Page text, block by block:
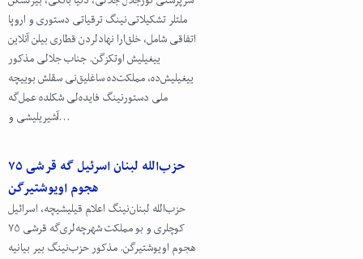
ملتلر تشکیلاتی‌‌نینگ ترقیاتی دستوری و اروپا
اتفاقی شامل، خلق‌ارا نهادلردن قطاری بیلن آنلاین
ییغیلیش اوتکزگن. جناب جلالی مذکور
ییغیلیش‌ده، مملکت‌ده ساغلیق‌نی سقلش بوییچه
ملی دستورنینگ فایده‌لی شکلده عمل‌گه
آشیریلیشی و…
حزب‌الله لبنان اسرئیل گه قرشی ۷۵
هجوم اویوشتیرگن
حزب‌الله لبنان‌نینگ اعلام قیلیشیچه، اسرائیل
کوچلری و بو مملکت شهرچه‌لری‌گه قرشی ۷۵
هجوم اویوشتیرگن. مذکور حزب‌‌نینگ بیر بیانیه